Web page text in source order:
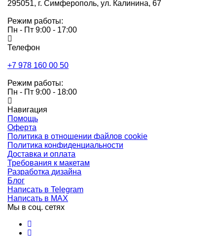
295051, г. Симферополь, ул. Калинина, 67
Режим работы:
Пн - Пт 9:00 - 17:00
Телефон
+7 978 160 00 50
Режим работы:
Пн - Пт 9:00 - 18:00
Навигация
Помощь
Оферта
Политика в отношении файлов cookie
Политика конфиденциальности
Доставка и оплата
Требования к макетам
Разработка дизайна
Блог
Написать в Telegram
Написать в MAX
Мы в соц. сетях